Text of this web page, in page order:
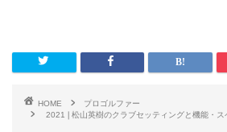
HOME
プロゴルファー
2021❘松山英樹のクラブセッティングと機能・ス